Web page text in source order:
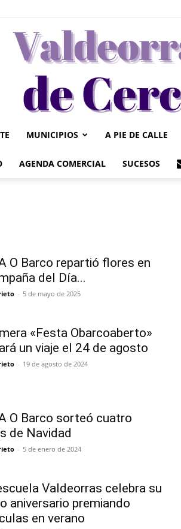
Valdeorrasdecerca
MUNICIPIOS A PIE DE CALLE
AGENDA COMERCIAL SUCESOS
O Barco repartió flores en
del Día...
- 5 de mayo de 2025
«Festa Obarcoaberto»
un viaje el 24 de agosto
- 19 de agosto de 2024
O Barco sorteó cuatro
de Navidad
- 5 de enero de 2024
Valdeorras celebra su
aniversario premiando
en verano